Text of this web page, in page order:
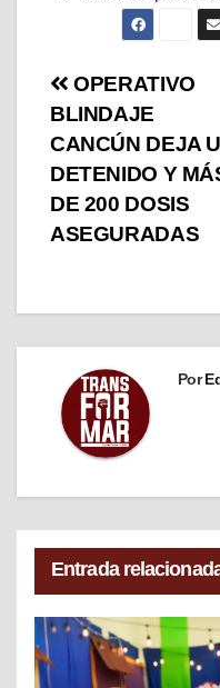
OPERATIVO
BLINDAJE
CANCÚN DEJA
DETENIDO Y
DE 200 DOSIS
ASEGURADAS
Por
Entrada